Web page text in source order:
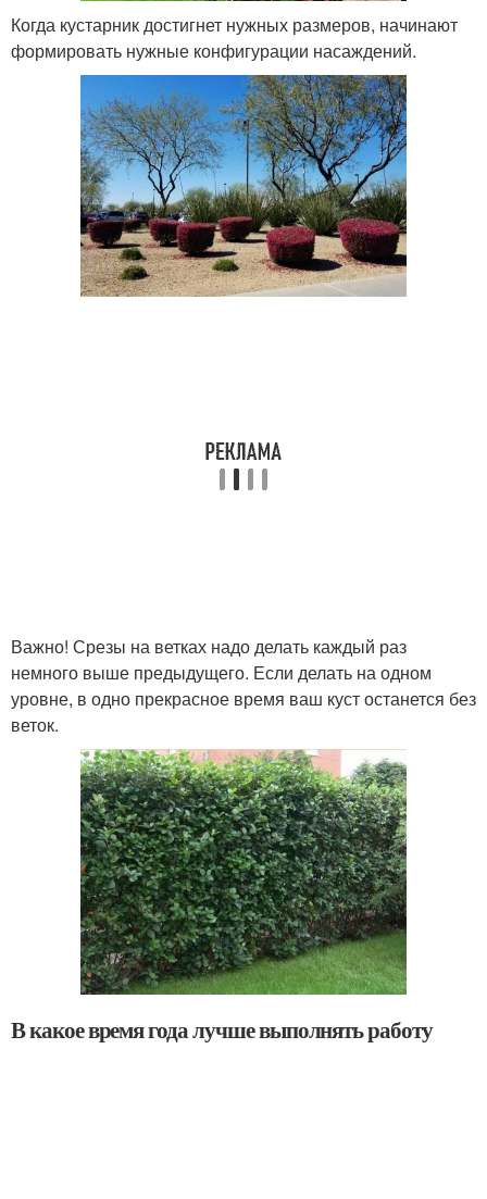
Когда кустарник достигнет нужных размеров, начинают
формировать нужные конфигурации насаждений.
Важно! Срезы на ветках надо делать каждый раз
немного выше предыдущего. Если делать на одном
уровне, в одно прекрасное время ваш куст останется без
веток.
В какое время года лучше выполнять работу